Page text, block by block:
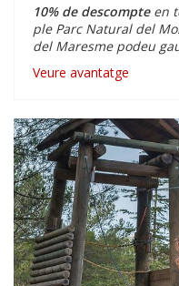
10% de descompte en
ple Parc Natural del
del Maresme podeu
Veure avantatge